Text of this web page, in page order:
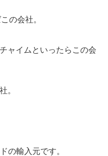
の会社。
ャイムといったらこの会
。
の輸入元です。